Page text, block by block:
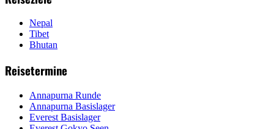
Nepal
Tibet
Bhutan
Reisetermine
Annapurna Runde
Annapurna Basislager
Everest Basislager